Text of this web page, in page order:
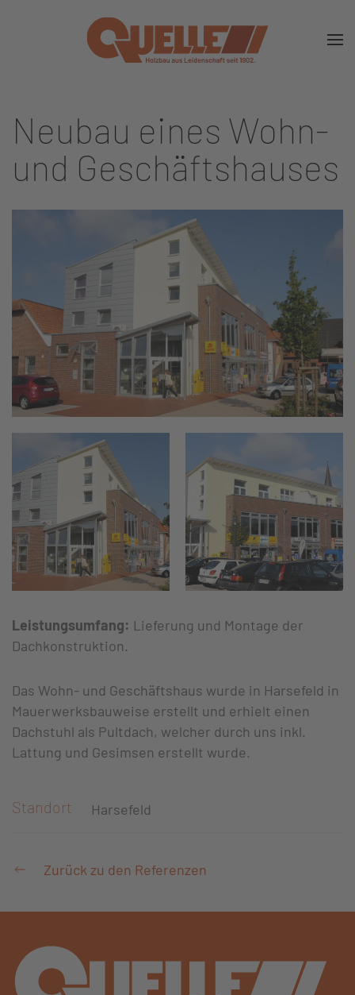
Zum Hauptinhalt springen
Neubau eines Wohn-
und Geschäftshauses
Leistungsumfang: Lieferung und Montage der
Dachkonstruktion.
Das Wohn- und Geschäftshaus wurde in Harsefeld in
Mauerwerksbauweise erstellt und erhielt einen
Dachstuhl als Pultdach, welcher durch uns inkl.
Lattung und Gesimsen erstellt wurde.
Standort Harsefeld
Zurück zu den Referenzen